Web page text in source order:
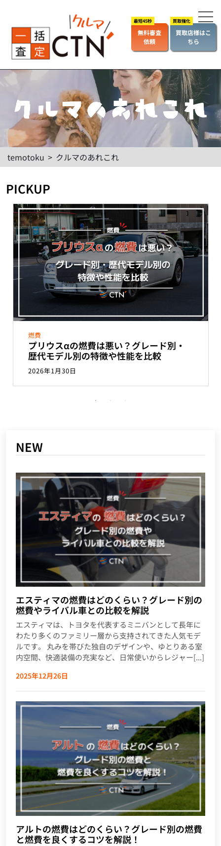
無料審査
依頼
買取店様はこ
ちら
temotoku > クルマのあれこれ
PICKUP
燃費
プリウスαの燃費は悪い？グレード別・
歴代モデル別の特徴や性能を比較
2026年1月30日
NEW
エスティマの燃費はどのくらい？グレード別の
燃費やライバル車との比較を解説
エスティマは、トヨタを代表するミニバンとして長年に
わたり多くのファミリー層から支持されてきた人気モデ
ルです。 丸みを帯びた独自のデザインや、ゆとりある室
内空間、快適装備の充実など、日常使いからレジャー[...]
2025年12月26日
ア​​ルトの燃費はどのくらい？グレード別の燃費
と燃費を良くするコツを解説！